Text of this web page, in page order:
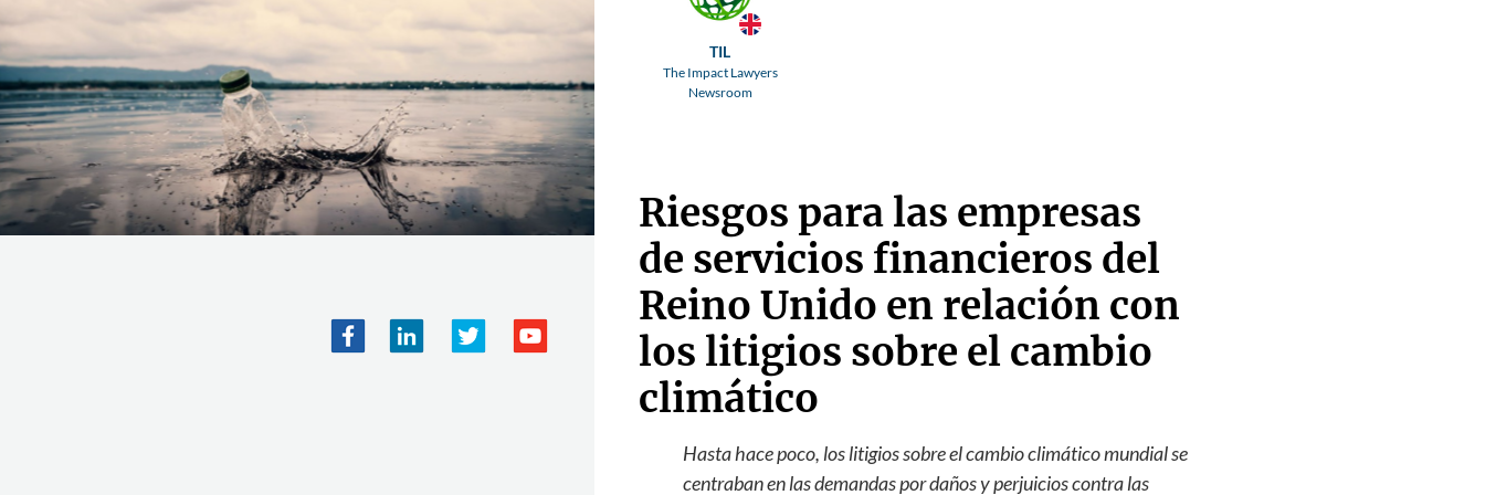
TIL
The Impact Lawyers
Newsroom
Riesgos para las empresas
de servicios financieros del
Reino Unido en relación con
los litigios sobre el cambio
climático
Hasta hace poco, los litigios sobre el cambio climático mundial se
centraban en las demandas por daños y perjuicios contra las